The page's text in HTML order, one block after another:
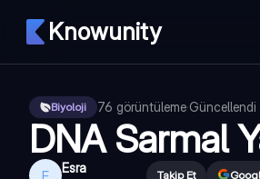
Knowunity
Biyoloji 76 görüntüleme·Güncellendi
DNA Sarmal
E Esra Takip Et